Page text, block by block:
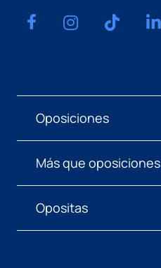
Oposiciones
Más que oposiciones
Opositas